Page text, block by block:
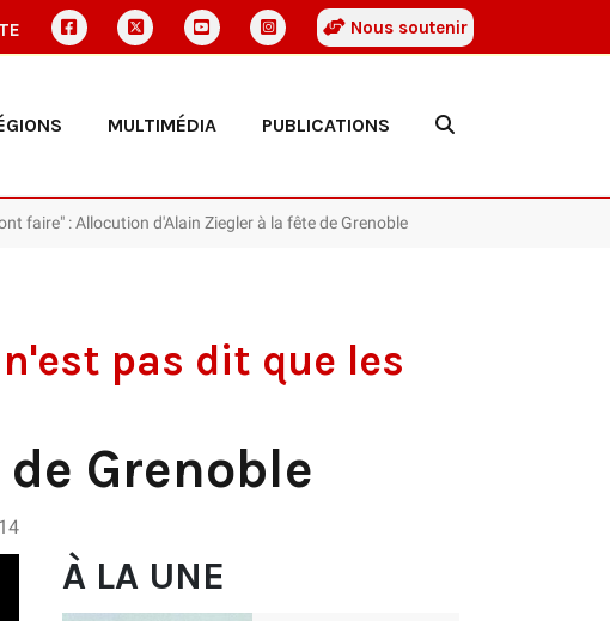
Nous soutenir
MULTIMÉDIA PUBLICATIONS
faire" : Allocution d'Alain Ziegler à la fête de Grenoble
pas dit que les
Grenoble
À LA UNE